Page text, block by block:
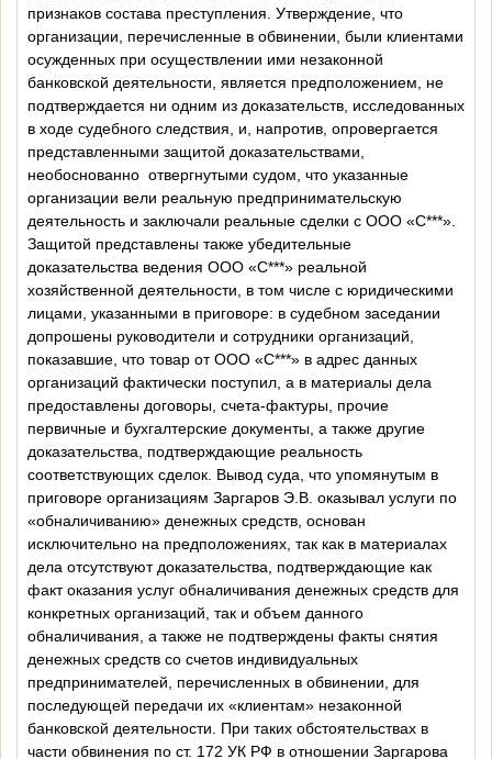
признаков состава преступления. Утверждение, что
организации, перечисленные в обвинении, были клиентами
осужденных при осуществлении ими незаконной
банковской деятельности, является предположением, не
подтверждается ни одним из доказательств, исследованных
в ходе судебного следствия, и, напротив, опровергается
представленными защитой доказательствами,
необоснованно отвергнутыми судом, что указанные
организации вели реальную предпринимательскую
деятельность и заключали реальные сделки с ООО «С***».
Защитой представлены также убедительные
доказательства ведения ООО «С***» реальной
хозяйственной деятельности, в том числе с юридическими
лицами, указанными в приговоре: в судебном заседании
допрошены руководители и сотрудники организаций,
показавшие, что товар отООО «С***» в адрес данных
организаций фактически поступил, а в материалы дела
предоставлены договоры, счета-фактуры, прочие
первичные и бухгалтерские документы, а также другие
доказательства, подтверждающие реальность
соответствующих сделок. Вывод суда, что упомянутым в
приговоре организациям Заргаров Э.В. оказывал услуги по
«обналичиванию» денежных средств, основан
исключительно на предположениях, так как в материалах
дела отсутствуют доказательства, подтверждающие как
факт оказания услуг обналичивания денежных средств для
конкретных организаций, так и объем данного
обналичивания, а также не подтверждены факты снятия
денежных средств со счетов индивидуальных
предпринимателей, перечисленных в обвинении, для
последующей передачи их «клиентам» незаконной
банковской деятельности. При таких обстоятельствах в
части обвинения по ст. 172 УК РФ в отношении Заргарова